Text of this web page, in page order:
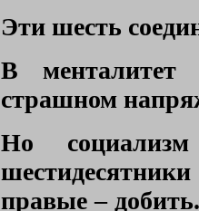
Эти шесть
В
страшном
Но
правые –